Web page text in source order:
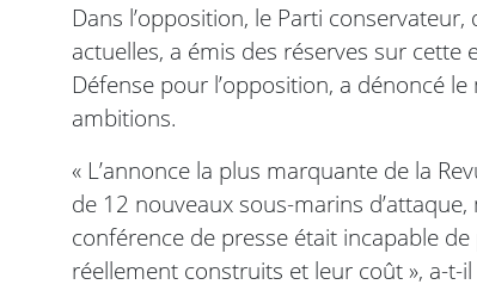
Dans l’opposition, le Parti
actuelles, a émis des réserves sur cette
Défense pour l’opposition, a dénoncé
ambitions.
« L’annonce la plus marquante de la
de 12 nouveaux sous-marins
conférence de presse était incapable
réellement construits et leur coût », a-t-il